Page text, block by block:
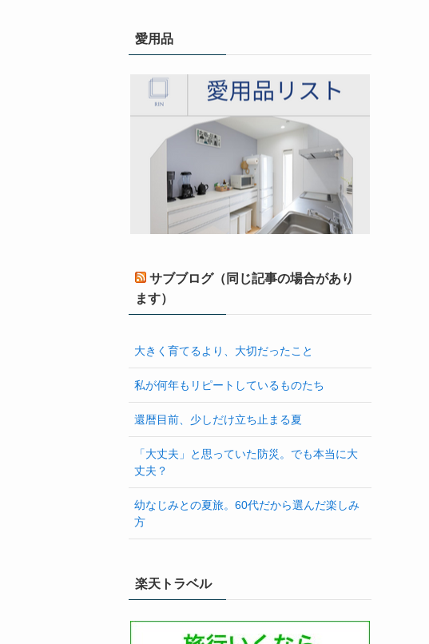
愛用品
サブブログ（同じ記事の場合があり
ます）
大きく育てるより、大切だったこと
私が何年もリピートしているものたち
還暦目前、少しだけ立ち止まる夏
「大丈夫」と思っていた防災。でも本当に大
丈夫？
幼なじみとの夏旅。60代だから選んだ楽しみ
方
楽天トラベル